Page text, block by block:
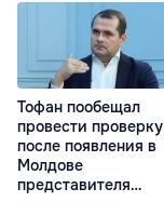
Тофан пообещал
провести проверку
после появления в
Молдове
представителя